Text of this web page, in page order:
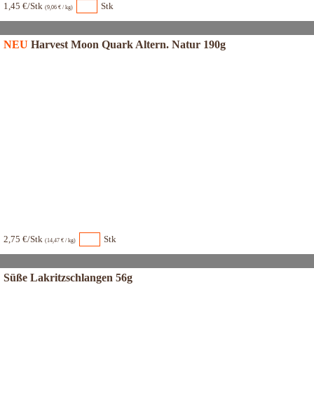
1,45 €/Stk (9,06 € / kg) Stk
NEU Harvest Moon Quark Altern. Natur 190g
2,75 €/Stk (14,47 € / kg) Stk
Süße Lakritzschlangen 56g